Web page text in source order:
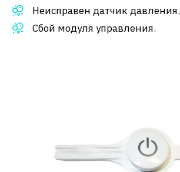
Неисправен датчик давления.
Сбой модуля управления.